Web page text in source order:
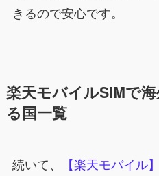
きるので安心です。
楽天モバイルSIMで
る国一覧
続いて、 【楽天モバイル】